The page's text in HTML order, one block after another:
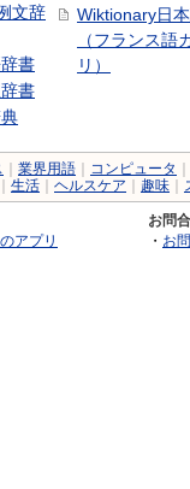
文辞
書
書
Wiktionary日
（フランス語
リ）
業界用語 コンピュータ
生活 ヘルスケア 趣味
アプリ
お問
・ お